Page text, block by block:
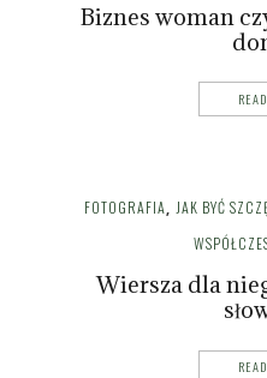
Biznes woman
FOTOGRAFIA, JAK BYĆ
Wiersza dla